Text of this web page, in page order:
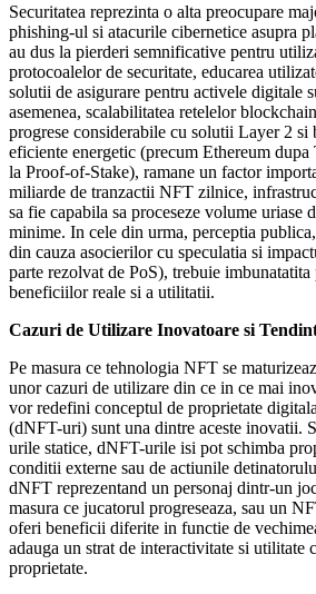
Securitatea reprezinta o alta preocupare
phishing-ul si atacurile cibernetice asupra
au dus la pierderi semnificative pentru
protocoalelor de securitate, educarea
solutii de asigurare pentru activele digitale
asemenea, scalabilitatea retelelor
progrese considerabile cu solutii Layer 2
eficiente energetic (precum Ethereum
la Proof-of-Stake), ramane un factor
miliarde de tranzactii NFT zilnice,
sa fie capabila sa proceseze volume uriase
minime. In cele din urma, perceptia
din cauza asocierilor cu speculatia si
parte rezolvat de PoS), trebuie
beneficiilor reale si a utilitatii.
Cazuri de Utilizare Inovatoare si
Pe masura ce tehnologia NFT se
unor cazuri de utilizare din ce in ce mai
vor redefini conceptul de proprietate
(dNFT-uri) sunt una dintre aceste inovatii.
urile statice, dNFT-urile isi pot schimba
conditii externe sau de actiunile
dNFT reprezentand un personaj dintr-un
masura ce jucatorul progreseaza, sau un
oferi beneficii diferite in functie de
adauga un strat de interactivitate si utilitate
proprietate.